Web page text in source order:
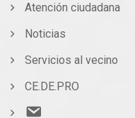
Atención ciudadana
Noticias
Servicios al vecino
CE.DE.PRO